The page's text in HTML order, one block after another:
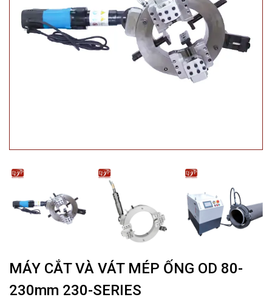
MÁY CẮT VÀ VÁT MÉP ỐNG OD 80-
230mm 230-SERIES